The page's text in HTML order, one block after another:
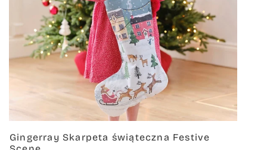
Gingerray Skarpeta świąteczna Festive